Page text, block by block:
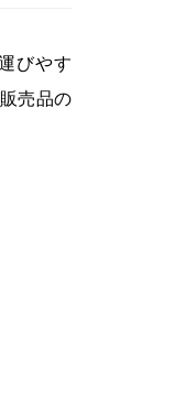
びやす
売品の